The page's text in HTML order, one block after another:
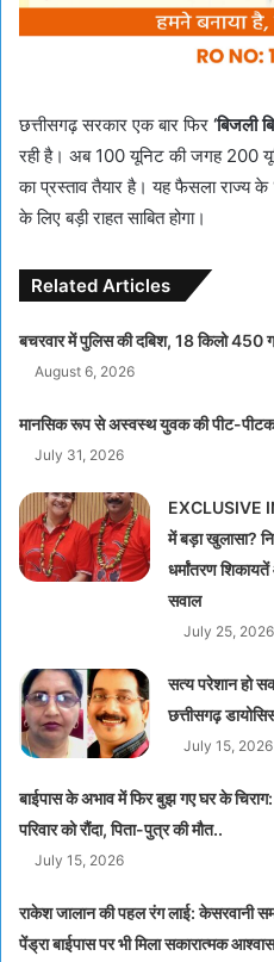
छत्तीसगढ़ सरकार एक बार फिर ‘बिजली
रही है। अब 100 यूनिट की जगह 200
का प्रस्ताव तैयार है। यह फैसला राज्य के
के लिए बड़ी राहत साबित होगा।
Related Articles
बचरवार में पुलिस की दबिश, 18 किलो 450
August 6, 2026
मानसिक रूप से अस्वस्थ युवक की पीट-
July 31, 2026
EXCLUSIVE
में बड़ा खुलासा?
धर्मांतरण
सवाल
July 25, 2026
सत्य परेशान हो
छत्तीसगढ़
July 15, 2026
बाईपास के अभाव में फिर बुझ गए घर के
परिवार को रौंदा, पिता-पुत्र की मौत..
July 15, 2026
राकेश जालान की पहल रंग लाई: केसरवानी
पेंड्रा बाईपास पर भी मिला सकारात्मक